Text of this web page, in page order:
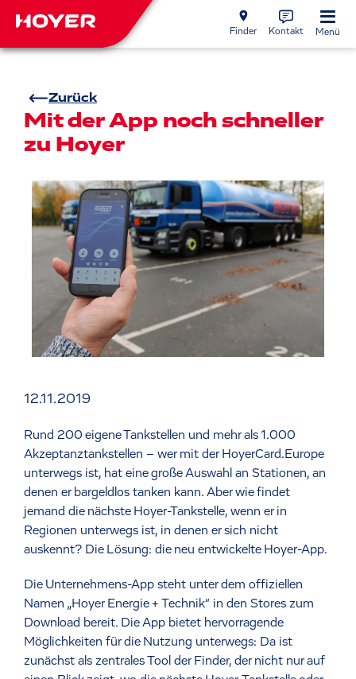
Finder Kontakt Menü
Zurück
Mit der App noch schneller
zu Hoyer
12.11.2019
Rund 200 eigene Tankstellen und mehr als 1.000
Akzeptanztankstellen – wer mit der HoyerCard.Europe
unterwegs ist, hat eine große Auswahl an Stationen, an
denen er bargeldlos tanken kann. Aber wie findet
jemand die nächste Hoyer-Tankstelle, wenn er in
Regionen unterwegs ist, in denen er sich nicht
auskennt? Die Lösung: die neu entwickelte Hoyer-App.
Die Unternehmens-App steht unter dem offiziellen
Namen „Hoyer Energie + Technik“ in den Stores zum
Download bereit. Die App bietet hervorragende
Möglichkeiten für die Nutzung unterwegs: Da ist
zunächst als zentrales Tool der Finder, der nicht nur auf